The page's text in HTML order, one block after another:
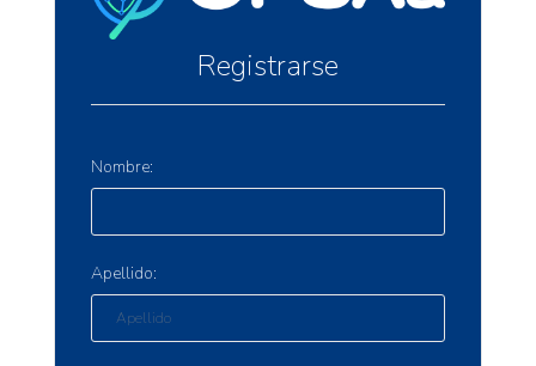
Registrarse
Nombre:
Apellido: